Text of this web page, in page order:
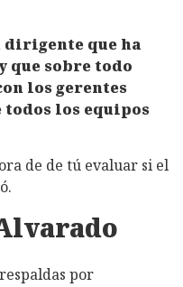
dirigente que ha
que sobre todo
los gerentes
todos los equipos
de de tú evaluar si el
por